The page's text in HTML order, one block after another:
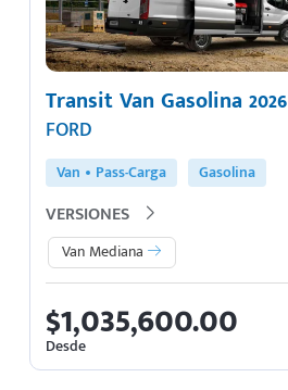
Transit Van Gasolina 2026
FORD
Van Pass-Carga Gasolina
VERSIONES
Van Mediana
$1,035,600.00
Desde